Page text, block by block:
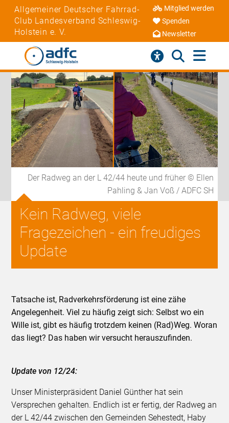
Allgemeiner Deutscher Fahrrad-
Club Landesverband Schleswig-
Holstein e. V.
Mitglied werden
Spenden
Newsletter
Der Radweg an der L 42/44 heute und früher © Ellen
Pahling & Jan Voß / ADFC SH
Kein Radweg, viele
Fragezeichen - ein freudiges
Update
Tatsache ist, Radverkehrsförderung ist eine zähe
Angelegenheit. Viel zu häufig zeigt sich: Selbst wo ein
Wille ist, gibt es häufig trotzdem keinen (Rad)Weg. Woran
das liegt? Das haben wir versucht herauszufinden.
Update von 12/24:
Unser Ministerpräsident Daniel Günther hat sein
Versprechen gehalten. Endlich ist er fertig, der Radweg an
der L 42/44 zwischen den Gemeinden Sehestedt, Haby